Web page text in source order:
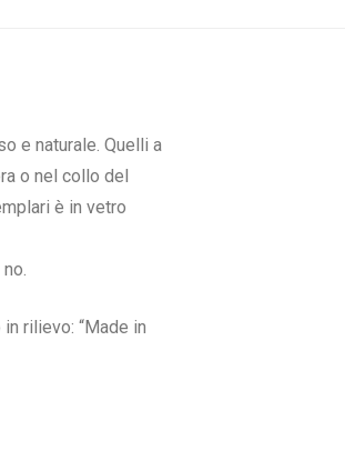
e naturale. Quelli a
o nel collo del
è in vetro
rilievo: “Made in